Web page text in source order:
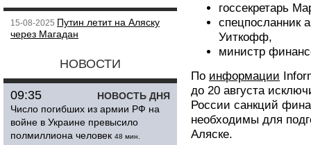
15-08-2025 Путин летит на Аляску
через Магадан
НОВОСТИ
НОВОСТЬ ДНЯ
09:35
Число погибших из армии РФ на
войне в Украине превысило
полмиллиона человек 48 мин.
госсекретарь
спецпосланник
Уиткофф,
министр
По информации
до 20 августа
России санкций
необходимы для
Аляске.